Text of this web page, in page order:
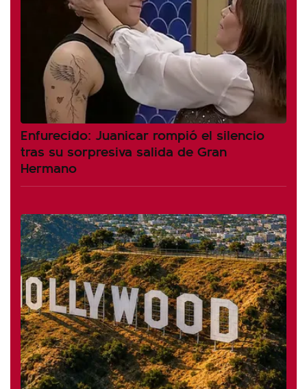
Enfurecido: Juanicar rompió el silencio
tras su sorpresiva salida de Gran
Hermano